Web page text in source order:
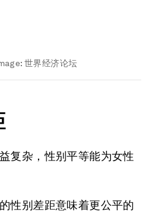
世界经济论坛
复杂，性别平等能为女性
性别差距意味着更公平的